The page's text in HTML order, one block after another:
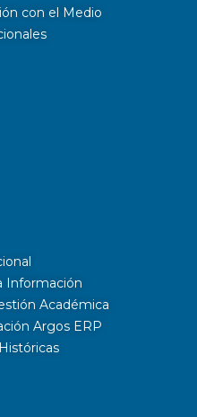
con el Medio
Información
Académica
Argos ERP